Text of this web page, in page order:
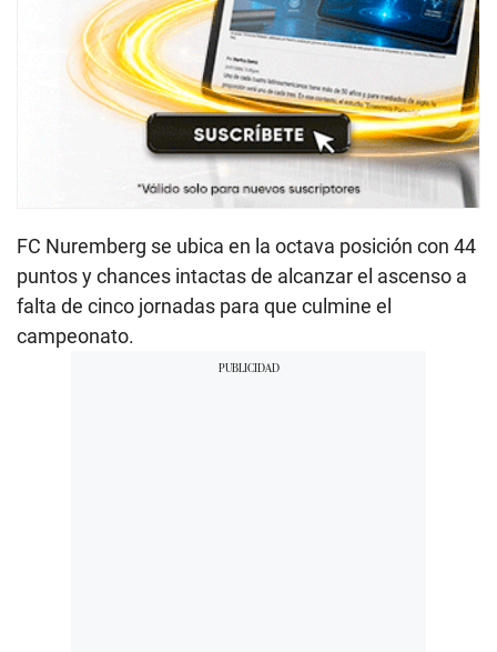
FC Nuremberg se ubica en la octava posición con 44
puntos y chances intactas de alcanzar el ascenso a
falta de cinco jornadas para que culmine el
campeonato.